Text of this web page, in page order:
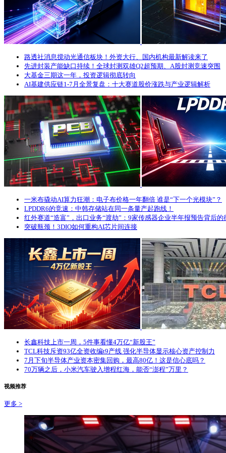
路透社消息搅动光通信板块！外资大行、国内机构最新解读来了
先进封装产能缺口持续！全球封测双雄Q2超预期、A股封测竞速突围
大基金三期这一年，投资逻辑彻底转向
AI基建供应链1-7月全景复盘：十大赛道股价涨跌与产业逻辑解析
一米布撬动AI算力狂潮：电子布价格一年翻倍 谁是“下一个光模块”？
LPDDR6的竞速：中韩存储站在同一条量产起跑线！
红外赛道“造富”，出口业务“渡劫”：9家传感器企业半年报预告背后的
突破瓶颈！3DIO如何重构AI芯片间连接
长鑫科技上市一周，5件事看懂4万亿“新股王”
TCL科技斥资93亿全资收编t9产线 强化半导体显示核心资产控制力
7月下旬半导体产业资本密集回购，最高80亿！这是信心底吗？
​70万辆之后，小米汽车驶入增程红海，能否“澎程”万里？
视频推荐
更多 >